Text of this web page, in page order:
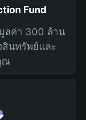
Fund
ลค่า 300 ล้าน
สินทรัพย์และ
ณ